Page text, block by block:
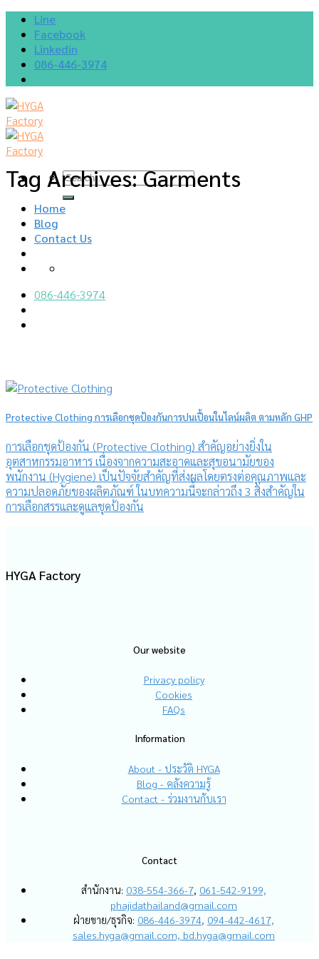
Skip
content
Line
Facebook
Linkedin
086-446-3974
Home
Blog
Contact Us
086-446-3974
Tag Archives:Garments
Protective Clothing การเลือกชุดป้องกันการปนเปื้อนในไลน์ผลิต ตามหลัก GHP
การเลือกชุดป้องกัน (Protective Clothing) สำคัญอย่างยิ่งใน
อุตสาหกรรมอาหาร เนื่องจากความสะอาดและสุขอนามัยของ
พนักงาน (Hygiene) เป็นปัจจัยสำคัญที่ส่งผลโดยตรงต่อคุณภาพและ
ความปลอดภัยของผลิตภัณฑ์ ในบทความนี้จะกล่าวถึง 3 สิ่งสำคัญใน
การเลือกสรรและดูแลชุดป้องกัน
HYGA Factory
Our website
Privacy policy
Cookies
FAQs
Information
About - ประวัติ HYGA
Blog - คลังความรู้
Contact - ร่วมงานกับเรา
Contact
สำนักงาน: 038-554-366-7, 061-542-9199,
phajidathailand@gmail.com
ฝ่ายขาย/ธุรกิจ: 086-446-3974, 094-442-4617,
sales.hyga@gmail.com, bd.hyga@gmail.com